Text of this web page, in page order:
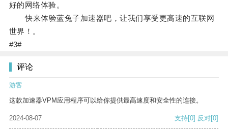
好的网络体验。
快来体验蓝兔子加速器吧，让我们享受更高速的互联网
世界！。
#3#
评论
游客
这款加速器VPM应用程序可以给你提供最高速度和安全性的连接。
2024-08-07 支持[0] 反对[0]